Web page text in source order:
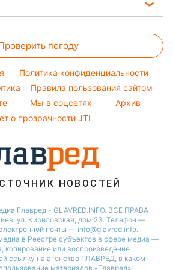
погоду
Политика конфиденциальности
Правила пользования сайтом
Мы в соцсетях
Архив
о прозрачности JTI
НОВОСТЕЙ
Главред - GLAVRED.INFO. ВСЕ ПРАВА
ул. Кириловская, дом 23. Телефон —
почты — info@glavred.info.
в Реестре cубъектов в сфере медиа —
копирование или воспроизведение
ссылку на агенство ГЛАВРЕД, в каком-
материалов «Главред»